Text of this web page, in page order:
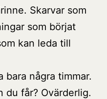
Skarvar som
som börjat
kan leda till
bara några timmar.
du får? Ovärderlig.